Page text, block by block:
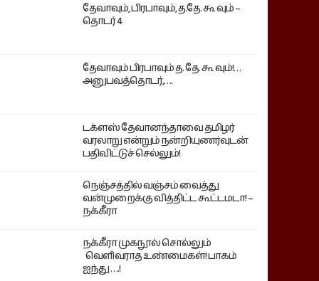
தேவாவும், பிரபாவும், த.தே. கூ வும் –
தொடர் 4
தேவாவும் பிரபாவும் த. தே. கூ வும்!…
அனுபவத்தொடர்,….
டக்ளஸ் தேவானந்தாவை தமிழர்
வரலாறு என்றும் நன்றியுணர்வுடன்
பதிவிட்டுச் செல்லும்!
நெஞ்சத்தில் வஞ்சம் வைத்து
வன்முறைக்கு வித்திட்ட கூட்டமடா! –
நக்கீரா
நக்கீரா முகநூல் சொல்லும்
வெளிவராத உண்மைகள்! பாகம்
ஐந்து ….!